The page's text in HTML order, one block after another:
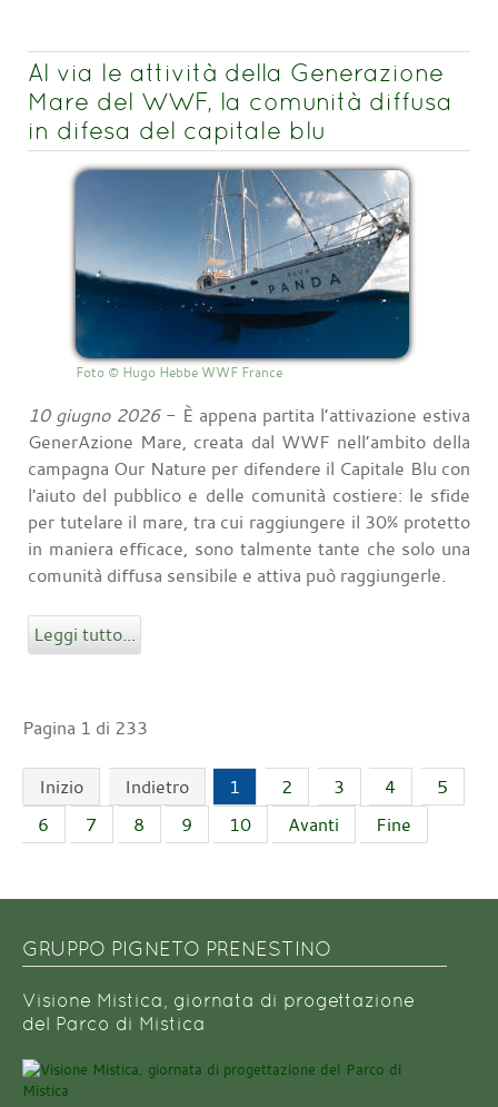
Al via le attività della Generazione
Mare del WWF, la comunità diffusa
in difesa del capitale blu
Foto © Hugo Hebbe WWF France
10 giugno 2026- È appena partita l’attivazione estiva
GenerAzione Mare, creata dal WWF nell’ambito della
campagna Our Nature per difendere il Capitale Blu con
l'aiuto del pubblico e delle comunità costiere: le sfide
per tutelare il mare, tra cui raggiungere il 30% protetto
in maniera efficace, sono talmente tante che solo una
comunità diffusa sensibile e attiva può raggiungerle.
Leggi tutto...
Pagina 1 di 233
Inizio Indietro 1 2 3 4
5
6
7 8 9 10 Avanti Fine
GRUPPO PIGNETO PRENESTINO
Visione Mistica, giornata di progettazione
del Parco di Mistica